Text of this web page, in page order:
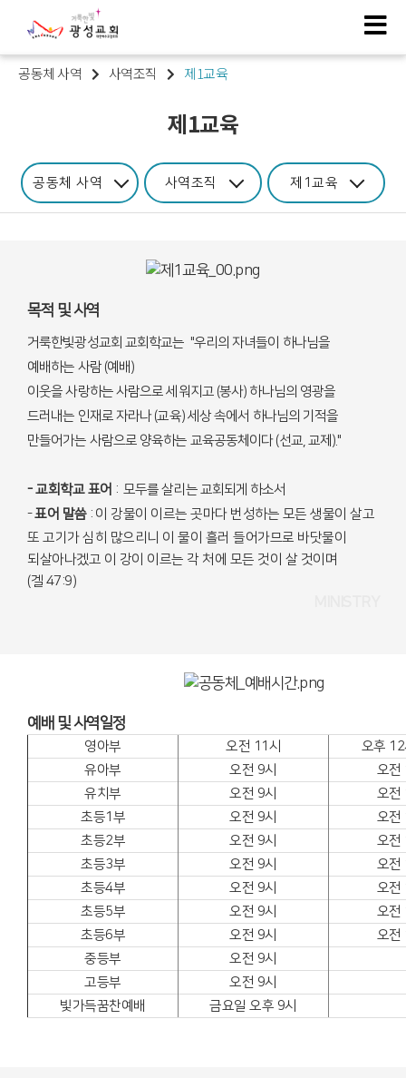
공동체 사역 사역조직 제1교육
제1교육
공동체 사역 사역조직 제1교육
목적 및 사역
거룩한빛광성교회 교회학교는 "우리의 자녀들이 하나님을
예배하는 사람 (예배)
이웃을 사랑하는 사람으로 세워지고 (봉사) 하나님의 영광을
드러내는 인재로 자라나 (교육) 세상 속에서 하나님의 기적을
만들어가는 사람으로 양육하는 교육공동체이다 (선교, 교제)."
- 교회학교 표어 : 모두를 살리는 교회되게 하소서
-표어 말씀: 이 강물이 이르는 곳마다 번성하는 모든 생물이 살고
또 고기가 심히 많으리니 이 물이 흘러 들어가므로 바닷물이
되살아나겠고 이 강이 이르는 각 처에 모든 것이 살 것이며
(겔 47:9)
예배 및 사역일정
영아부 오전 11시
오후
유아부
오전 9시
오전
유치부
오전 9시
오전
초등1부
오전 9시
오전
초등2부
오전 9시
오전
초등3부
오전 9시
오전
초등4부
오전 9시
오전
초등5부
오전 9시
오전
초등6부
오전 9시
오전
중등부
오전 9시
고등부
오전 9시
빛가득꿈찬예배
금요일 오후 9시